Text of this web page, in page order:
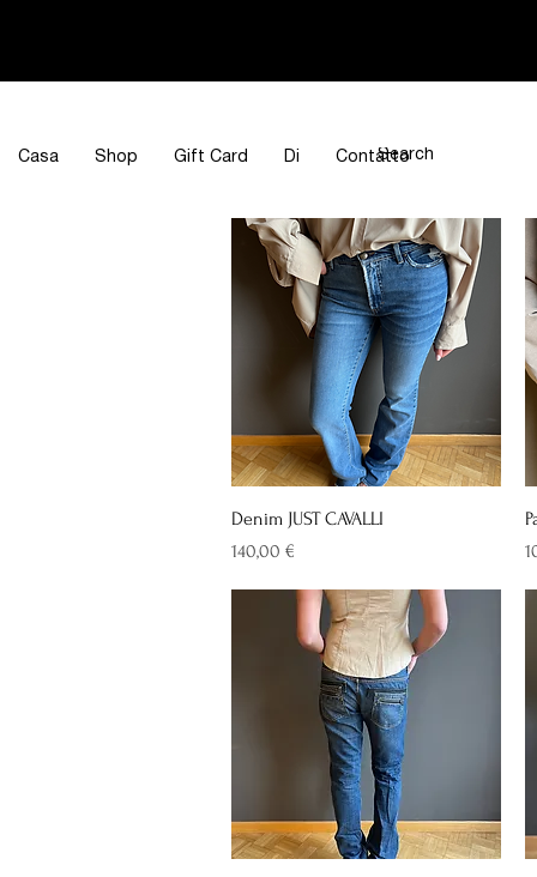
Casa Shop Gift Card Di Contatto
Vista rapida
Denim JUST CAVALLI
Prezzo
140,00 €